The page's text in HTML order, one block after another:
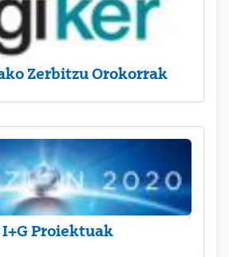
Zerbitzu Orokorrak
Proiektuak